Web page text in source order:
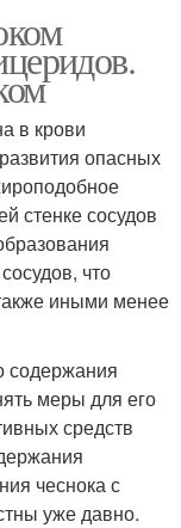
в крови
опасных
стенке сосудов
что
иными менее
содержания
меры для его
средств
чеснока с
уже давно.